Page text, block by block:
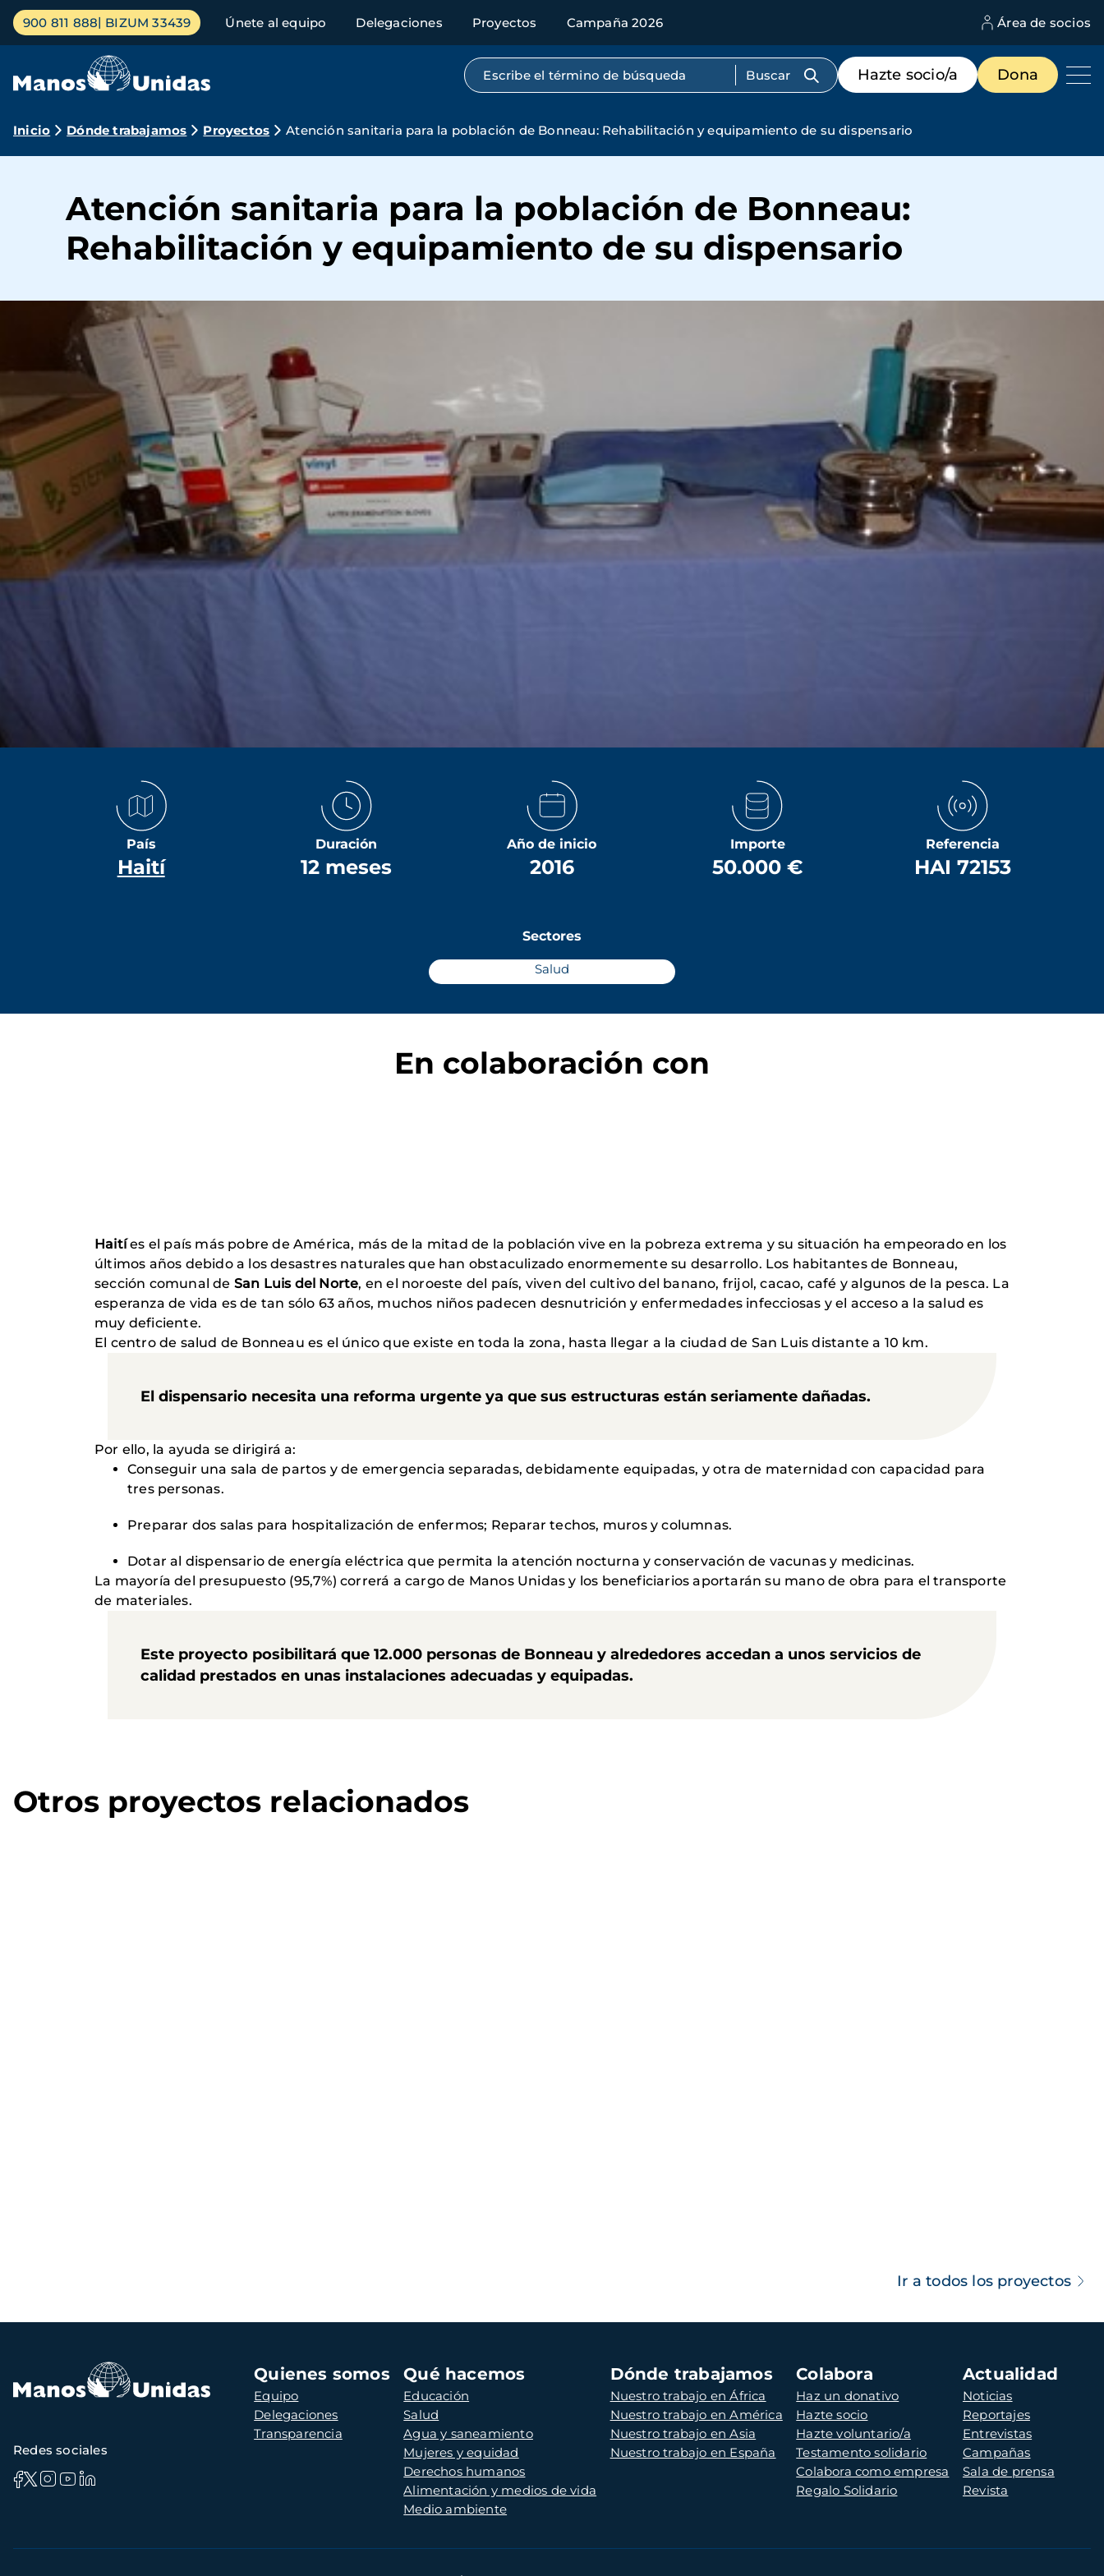
Pasar
contenido
Menú
principal
900 811 888 BIZUM 33439 Únete al equipo Delegaciones Proyectos Campaña 2026 Área de socios
Búsqueda por texto completo
Menú
de
destacados
Hazte socio/a Dona
Ruta
navegación
Inicio Dónde trabajamos Proyectos Atención sanitaria para la población de Bonneau: Rehabilitación y equipamiento de su dispensario
Atención sanitaria para la población de Bonneau:
Rehabilitación y equipamiento de su dispensario
País
Haití
Duración
12 meses
Año de inicio
2016
Importe
50.000 €
Referencia
HAI 72153
Sectores
Salud
En colaboración con
Haitíes el país más pobre de América, más de la mitad de la población vive en la pobreza extrema y su situación ha empeorado en los
últimos años debido a los desastres naturales que han obstaculizado enormemente su desarrollo. Los habitantes de Bonneau,
sección comunal de San Luis del Norte, en el noroeste del país, viven del cultivo del banano, frijol, cacao, café y algunos de la pesca. La
esperanza de vida es de tan sólo 63 años, muchos niños padecen desnutrición y enfermedades infecciosas y el acceso a la salud es
muy deficiente.
El centro de salud de Bonneau es el único que existe en toda la zona, hasta llegar a la ciudad de San Luis distante a 10 km.
El dispensario necesita una reforma urgente ya que sus estructuras están seriamente dañadas.
Por ello, la ayuda se dirigirá a:
Conseguir una sala de partos y de emergencia separadas, debidamente equipadas, y otra de maternidad con capacidad para
tres personas.
Preparar dos salas para hospitalización de enfermos; Reparar techos, muros y columnas.
Dotar al dispensario de energía eléctrica que permita la atención nocturna y conservación de vacunas y medicinas.
La mayoría del presupuesto (95,7%) correrá a cargo de Manos Unidas y los beneficiarios aportarán su mano de obra para el transporte
de materiales.
Este proyecto posibilitará que 12.000 personas de Bonneau y alrededores accedan a unos servicios de
calidad prestados en unas instalaciones adecuadas y equipadas.
Otros proyectos relacionados
Ir a todos los proyectos
Navegación
principal
Quienes somos
Equipo
Delegaciones
Transparencia
Qué hacemos
Educación
Salud
Agua y saneamiento
Mujeres y equidad
Derechos humanos
Alimentación y medios de vida
Medio ambiente
Dónde trabajamos
Nuestro trabajo en África
Nuestro trabajo en América
Nuestro trabajo en Asia
Nuestro trabajo en España
Colabora
Haz un donativo
Hazte socio
Hazte voluntario/a
Testamento solidario
Colabora como empresa
Regalo Solidario
Actualidad
Noticias
Reportajes
Entrevistas
Campañas
Sala de prensa
Revista
Redes sociales